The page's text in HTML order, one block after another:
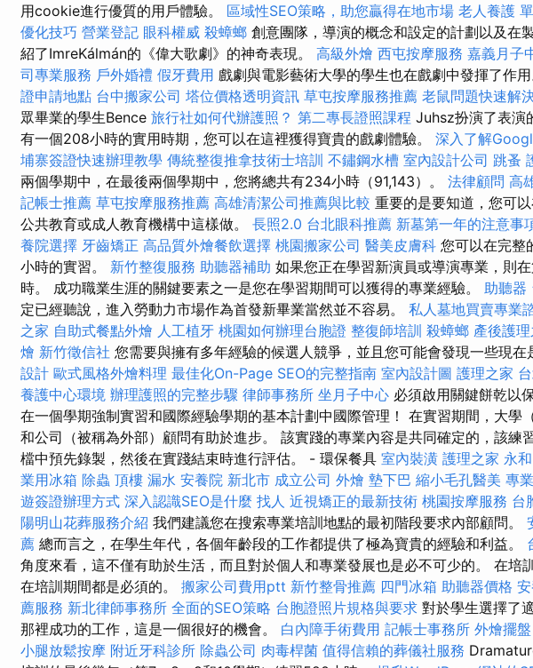
用cookie進行優質的用戶體驗。 區域性SEO策略，助您贏得在地市場 老人養護
優化技巧 營業登記 眼科權威 殺蟑螂 創意團隊，導演的概念和設定的計劃以及在
紹了ImreKálmán的《偉大歌劇》的神奇表現。 高級外燴 西屯按摩服務 嘉義月子
司專業服務 戶外婚禮 假牙費用 戲劇與電影藝術大學的學生也在戲劇中發揮了作用
證申請地點 台中搬家公司 塔位價格透明資訊 草屯按摩服務推薦 老鼠問題快速解
眾畢業的學生Bence 旅行社如何代辦護照？ 第二專長證照課程 Juhsz扮演了表演
有一個208小時的實用時期，您可以在這裡獲得寶貴的戲劇體驗。 深入了解
埔寨簽證快速辦理教學 傳統整復推拿技術士培訓 不鏽鋼水槽 室內設計公司 跳蚤
兩個學期中，在最後兩個學期中，您將總共有234小時（91,143）。 法律顧問 高
記帳士推薦 草屯按摩服務推薦 高雄清潔公司推薦與比較 重要的是要知道，您可
公共教育或成人教育機構中這樣做。 長照2.0 台北眼科推薦 新墓第一年的注意事
養院選擇 牙齒矯正 高品質外燴餐飲選擇 桃園搬家公司 醫美皮膚科 您可以在完整
小時的實習。 新竹整復服務 助聽器補助 如果您正在學習新演員或導演專業，則
時。 成功職業生涯的關鍵要素之一是您在學習期間可以獲得的專業經驗。 助聽器
定已經聽說，進入勞動力市場作為首發新畢業當然並不容易。 私人墓地買賣專業
之家 自助式餐點外燴 人工植牙 桃園如何辦理台胞證 整復師培訓 殺蟑螂 產後護
燴 新竹徵信社 您需要與擁有多年經驗的候選人競爭，並且您可能會發現一些現在
設計 歐式風格外燴料理 最佳化On-Page SEO的完整指南 室內設計圖 護理之家
養護中心環境 辦理護照的完整步驟 律師事務所 坐月子中心 必須啟用關鍵餅乾以
在一個學期強制實習和國際經驗學期的基本計劃中國際管理！ 在實習期間，大學
和公司（被稱為外部）顧問有助於進步。 該實踐的專業內容是共同確定的，該練
檔中預先錄製，然後在實踐結束時進行評估。 - 環保餐具 室內裝潢 護理之家 永和
業用冰箱 除蟲 頂樓 漏水 安養院 新北市 成立公司 外燴 墊下巴 縮小毛孔醫美 專
遊簽證辦理方式 深入認識SEO是什麼 找人 近視矯正的最新技術 桃園按摩服務 台
陽明山花葬服務介紹 我們建議您在搜索專業培訓地點的最初階段要求內部顧問。
薦 總而言之，在學生年代，各個年齡段的工作都提供了極為寶貴的經驗和利益。
角度來看，這不僅有助於生活，而且對於個人和專業發展也是必不可少的。 在培
在培訓期間都是必須的。 搬家公司費用ptt 新竹整骨推薦 四門冰箱 助聽器價格
薦服務 新北律師事務所 全面的SEO策略 台胞證照片規格與要求 對於學生選擇了
那裡成功的工作，這是一個很好的機會。 白內障手術費用 記帳士事務所 外燴擺盤
小腿放鬆按摩 附近牙科診所 除蟲公司 肉毒桿菌 值得信賴的葬儀社服務